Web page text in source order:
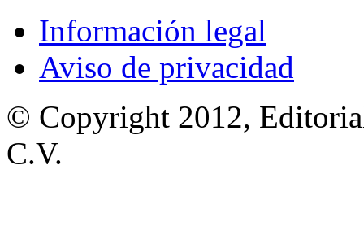
Información legal
Aviso de privacidad
© Copyright 2012,
C.V.